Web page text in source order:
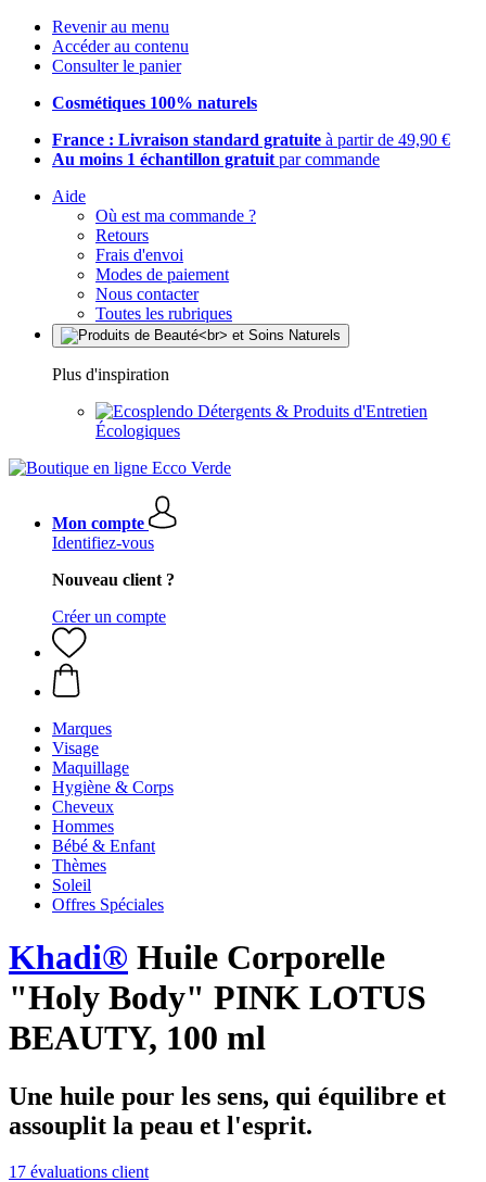
Revenir au menu
Accéder au contenu
Consulter le panier
Cosmétiques 100% naturels
France : Livraison standard gratuite à partir de 49,90 €
Au moins 1 échantillon gratuit par commande
Aide
Où est ma commande ?
Retours
Frais d'envoi
Modes de paiement
Nous contacter
Toutes les rubriques
Plus d'inspiration
Détergents & Produits d'Entretien
Écologiques
Mon compte
Identifiez-vous
Nouveau client ?
Créer un compte
Marques
Visage
Maquillage
Hygiène & Corps
Cheveux
Hommes
Bébé & Enfant
Thèmes
Soleil
Offres Spéciales
Khadi® Huile Corporelle
"Holy Body" PINK LOTUS
BEAUTY, 100 ml
Une huile pour les sens, qui équilibre et
assouplit la peau et l'esprit.
17 évaluations client